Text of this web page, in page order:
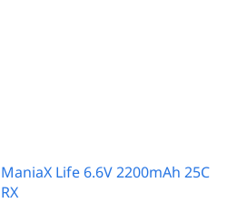
ManiaX Life 6.6V 2200mAh 25C
RX